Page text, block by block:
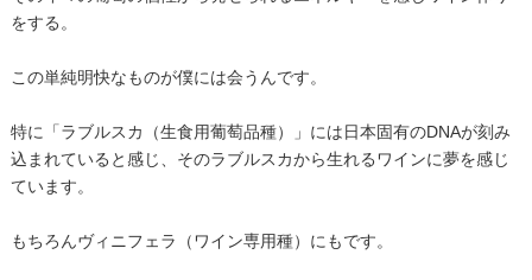
をする。
この単純明快なものが僕には会うんです。
特に「ラブルスカ（生食用葡萄品種）」には日本固有のDNAが刻み
込まれていると感じ、そのラブルスカから生れるワインに夢を感じ
ています。
もちろんヴィニフェラ（ワイン専用種）にもです。